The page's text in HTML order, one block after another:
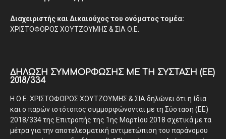
Διαχειριστής και Δικαιούχος του ονόματος τομέα:
ΧΡΙΣΤΟΦΟΡΟΣ ΧΟΥΤΖΟΥΜΗΣ & ΣΙΑ Ο.Ε.
ΔΉΛΩΣΗ ΣΥΜΜΌΡΦΩΣΗΣ ΜΕ ΤΗ ΣΎΣΤΑΣΗ (ΕΕ)
2018/334
Η Ο.Ε. ΧΡΙΣΤΟΦΟΡΟΣ ΧΟΥΤΖΟΥΜΗΣ & ΣΙΑ δηλώνει ότι η ίδια
και ο παρών ιστότοπος συμμορφώνονται με τη Σύσταση (ΕΕ)
2018/334 της Επιτροπής της 1ης Μαρτίου 2018 σχετικά με τα
μέτρα για την αποτελεσματική αντιμετώπιση του παράνομου